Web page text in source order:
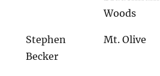
Woods
Stephen
Becker
Mt. Olive